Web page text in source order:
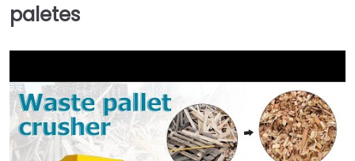
paletes